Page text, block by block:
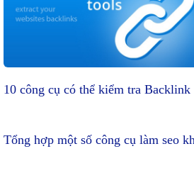
10 công cụ có thể kiểm tra
Tổng hợp một số công cụ làm seo